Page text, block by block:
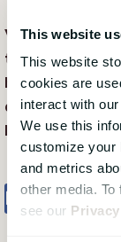
This website
This website
cookies are
interact with
We use this
customize your
and metrics
other media.
see our
Vi kan hjälpa
tid för att dela
handbok där vi
du ska köpa in
ledningen!
Share